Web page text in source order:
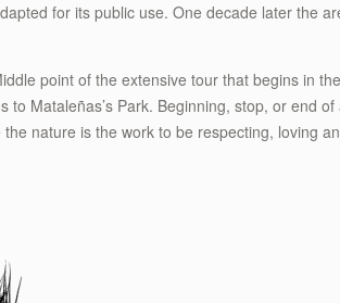
for its public use. One decade later the
point of the extensive tour that begins in the
Mataleñas’s Park. Beginning, stop, or end of
nature is the work to be respecting, loving